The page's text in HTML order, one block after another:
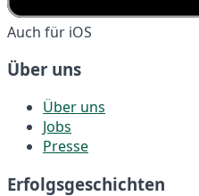
Auch für iOS
Über uns
Über uns
Jobs
Presse
Erfolgsgeschichten